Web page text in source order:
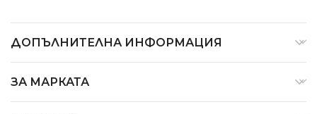
ДОПЪЛНИТЕЛНА ИНФОРМАЦИЯ
ЗА МАРКАТА